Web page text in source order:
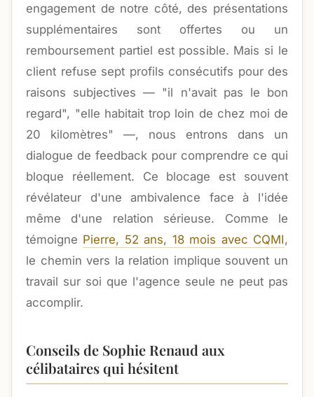
engagement de notre côté, des présentations
supplémentaires sont offertes ou un
remboursement partiel est possible. Mais si le
client refuse sept profils consécutifs pour des
raisons subjectives — "il n'avait pas le bon
regard", "elle habitait trop loin de chez moi de
20 kilomètres" —, nous entrons dans un
dialogue de feedback pour comprendre ce qui
bloque réellement. Ce blocage est souvent
révélateur d'une ambivalence face à l'idée
même d'une relation sérieuse. Comme le
témoigne Pierre, 52 ans, 18 mois avec CQMI,
le chemin vers la relation implique souvent un
travail sur soi que l'agence seule ne peut pas
accomplir.
Conseils de Sophie Renaud aux
célibataires qui hésitent